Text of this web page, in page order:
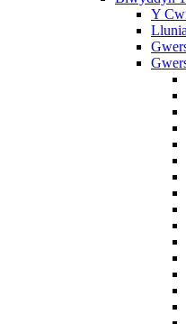
Y